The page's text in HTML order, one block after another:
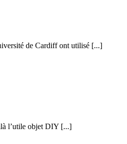
de Cardiff ont utilisé [...]
l’utile objet DIY [...]